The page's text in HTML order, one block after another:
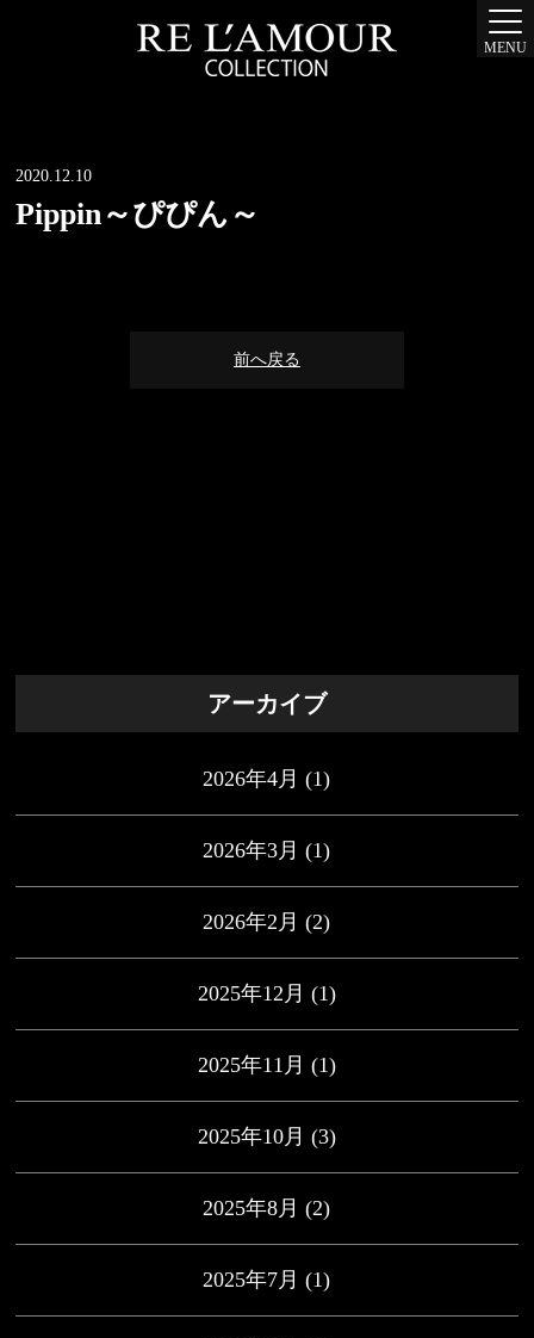
MENU
2020.12.10
Pippin～ぴぴん～
前へ戻る
アーカイブ
2026年4月 (1)
2026年3月 (1)
2026年2月 (2)
2025年12月 (1)
2025年11月 (1)
2025年10月 (3)
2025年8月 (2)
2025年7月 (1)